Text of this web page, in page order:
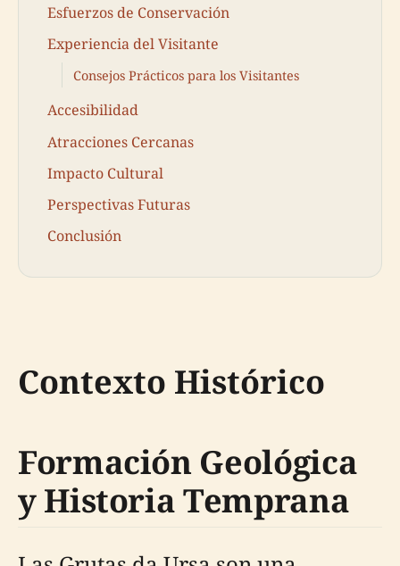
Esfuerzos de Conservación
Experiencia del Visitante
Consejos Prácticos para los Visitantes
Accesibilidad
Atracciones Cercanas
Impacto Cultural
Perspectivas Futuras
Conclusión
Contexto Histórico
Formación Geológica
y Historia Temprana